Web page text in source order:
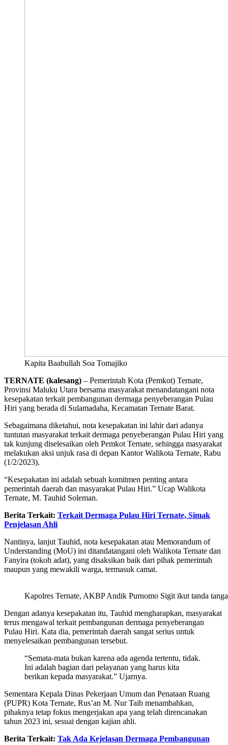
Kapita Baabullah Soa Tomajiko
TERNATE (kalesang) – Pemerintah Kota (Pemkot) Ternate,
Provinsi Maluku Utara bersama masyarakat menandatangani nota
kesepakatan terkait pembangunan dermaga penyeberangan Pulau
Hiri yang berada di Sulamadaha, Kecamatan Ternate Barat.
Sebagaimana diketahui, nota kesepakatan ini lahir dari adanya
tuntutan masyarakat terkait dermaga penyeberangan Pulau Hiri yang
tak kunjung diselesaikan oleh Pemkot Ternate, sehingga masyarakat
melakukan aksi unjuk rasa di depan Kantor Walikota Ternate, Rabu
(1/2/2023).
“Kesepakatan ini adalah sebuah komitmen penting antara
pemerintah daerah dan masyarakat Pulau Hiri.” Ucap Walikota
Ternate, M. Tauhid Soleman.
Berita Terkait: Terkait Dermaga Pulau Hiri Ternate, Simak
Penjelasan Ahli
Nantinya, lanjut Tauhid, nota kesepakatan atau Memorandum of
Understanding (MoU) ini ditandatangani oleh Walikota Ternate dan
Fanyira (tokoh adat), yang disaksikan baik dari pihak pemerintah
maupun yang mewakili warga, termasuk camat.
Kapolres Ternate, AKBP Andik Purnomo Sigit ikut tanda
Dengan adanya kesepakatan itu, Tauhid mengharapkan, masyarakat
terus mengawal terkait pembangunan dermaga penyeberangan
Pulau Hiri. Kata dia, pemerintah daerah sangat serius untuk
menyelesaikan pembangunan tersebut.
“Semata-mata bukan karena ada agenda tertentu, tidak.
Ini adalah bagian dari pelayanan yang harus kita
berikan kepada masyarakat.” Ujarnya.
Sementara Kepala Dinas Pekerjaan Umum dan Penataan Ruang
(PUPR) Kota Ternate, Rus’an M. Nur Taib menambahkan,
pihaknya tetap fokus mengerjakan apa yang telah direncanakan
tahun 2023 ini, sesuai dengan kajian ahli.
Berita Terkait: Tak Ada Kejelasan Dermaga Pembangunan